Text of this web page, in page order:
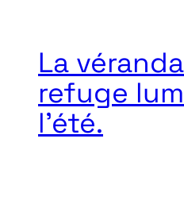
La
refuge
l’été.